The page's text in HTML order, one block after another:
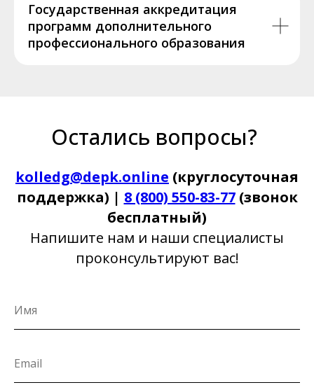
Государственная аккредитация
программ дополнительного
профессионального образования
Остались вопросы?
kolledg@depk.online (круглосуточная
поддержка) | 8 (800) 550-83-77(звонок
бесплатный)
Напишите нам и наши специалисты
проконсультируют вас!